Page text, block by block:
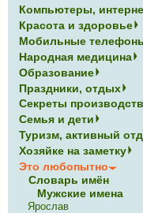
Компьютеры,
Красота и здоровье
Мобильные
Народная медицина
Образование
Праздники, отдых
Секреты
Семья и дети
Туризм, активный
Хозяйке на заметку
Это любопытно
Словарь имён
Мужские имена
Ярослав